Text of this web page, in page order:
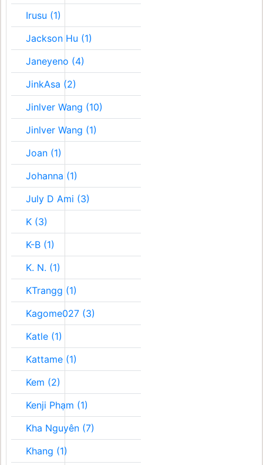
Irusu (1)
Jackson Hu (1)
Janeyeno (4)
JinkAsa (2)
Jinlver Wang (10)
Jinlver Wang (1)
Joan (1)
Johanna (1)
July D Ami (3)
K (3)
K-B (1)
K. N. (1)
KTrangg (1)
Kagome027 (3)
Katle (1)
Kattame (1)
Kem (2)
Kenji Phạm (1)
Kha Nguyên (7)
Khang (1)